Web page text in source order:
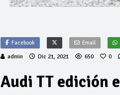
Facebook Email
admin Dic 21, 2021 650 0
Audi TT edición